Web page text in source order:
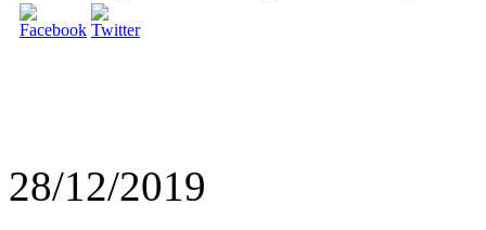
28/12/2019